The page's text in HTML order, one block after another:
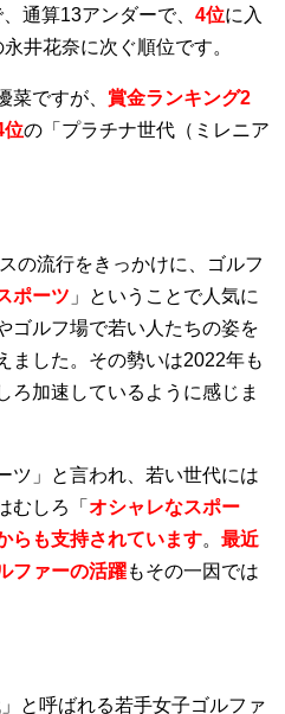
、通算13アンダーで、 4位に入
井花奈に次ぐ順位です。
菜ですが、 賞金ランキング2
位の「プラチナ世代（ミレニア
の流行をきっかけに、ゴルフ
ポーツ 」ということで人気に
ゴルフ場で若い人たちの姿を
ました。その勢いは2022年も
ろ加速しているように感じま
ツ」と言われ、若い世代には
むしろ「 オシャレなスポー
らも支持されています。 最近
ファーの活躍もその一因では
と呼ばれる若手女子ゴルファ